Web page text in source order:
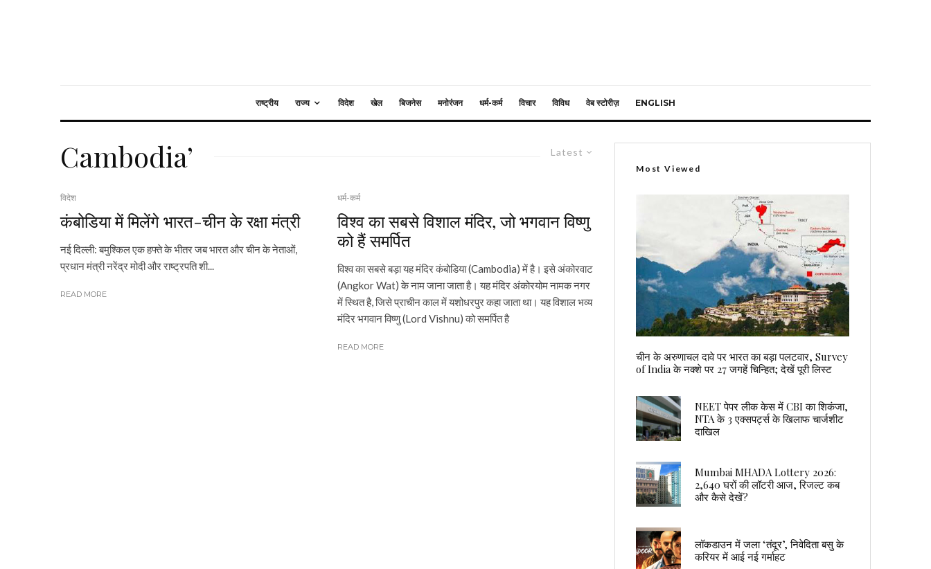
राष्ट्रीय राज्य विदेश खेल बिजनेस मनोरंजन धर्म-कर्म विचार विविध वेब स्टोरीज़ ENGLISH
Latest
Cambodia’
विदेश
कंबोडिया में मिलेंगे भारत-चीन के रक्षा मंत्री
नई दिल्ली: बमुश्किल एक हफ्ते के भीतर जब भारत और चीन के नेताओं,
प्रधान मंत्री नरेंद्र मोदी और राष्ट्रपति शी...
READ MORE
धर्म-कर्म
विश्व का सबसे विशाल मंदिर, जो भगवान विष्णु
को हैं समर्पित
विश्व का सबसे बड़ा यह मंदिर कंबोडिया (Cambodia) में है। इसे अंकोरवाट
(Angkor Wat) के नाम जाना जाता है। यह मंदिर अंकोरयोम नामक नगर
में स्थित है, जिसे प्राचीन काल में यशोधरपुर कहा जाता था। यह विशाल भव्य
मंदिर भगवान विष्णु (Lord Vishnu) को समर्पित है
READ MORE
Most Viewed
चीन के अरुणाचल दावे पर भारत का बड़ा पलटवार, Survey
of India के नक्शे पर 27 जगहें चिन्हित; देखें पूरी लिस्ट
NEET पेपर लीक केस में CBI का शिकंजा,
NTA के 3 एक्सपर्ट्स के खिलाफ चार्जशीट
दाखिल
Mumbai MHADA Lottery 2026:
2,640 घरों की लॉटरी आज, रिजल्ट कब
और कैसे देखें?
लॉकडाउन में जला ‘तंदूर’, निवेदिता बसु के
करियर में आई नई गर्माहट